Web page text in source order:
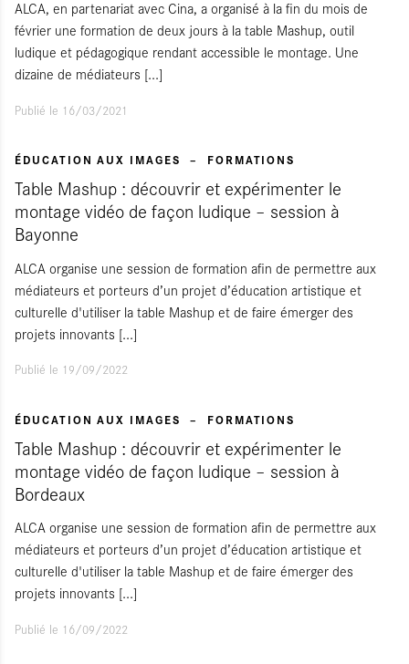
ALCA, en partenariat avec Cina, a organisé à la fin du mois de
février une formation de deux jours à la table Mashup, outil
ludique et pédagogique rendant accessible le montage. Une
dizaine de médiateurs [...]
Publié le 16/03/2021
ÉDUCATION AUX IMAGES FORMATIONS
Table Mashup : découvrir et expérimenter le
montage vidéo de façon ludique – session à
Bayonne
ALCA organise une session de formation afin de permettre aux
médiateurs et porteurs d’un projet d’éducation artistique et
culturelle d'utiliser la table Mashup et de faire émerger des
projets innovants [...]
Publié le 19/09/2022
ÉDUCATION AUX IMAGES FORMATIONS
Table Mashup : découvrir et expérimenter le
montage vidéo de façon ludique – session à
Bordeaux
ALCA organise une session de formation afin de permettre aux
médiateurs et porteurs d’un projet d’éducation artistique et
culturelle d'utiliser la table Mashup et de faire émerger des
projets innovants [...]
Publié le 16/09/2022